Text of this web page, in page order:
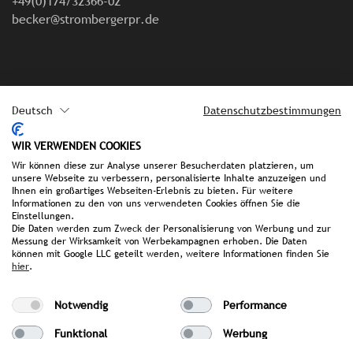
Deutsch Datenschutzbestimmungen
WIR VERWENDEN COOKIES
Wir können diese zur Analyse unserer Besucherdaten platzieren, um
unsere Webseite zu verbessern, personalisierte Inhalte anzuzeigen und
Ihnen ein großartiges Webseiten-Erlebnis zu bieten. Für weitere
Informationen zu den von uns verwendeten Cookies öffnen Sie die
Einstellungen.
Die Daten werden zum Zweck der Personalisierung von Werbung und zur
Messung der Wirksamkeit von Werbekampagnen erhoben. Die Daten
können mit Google LLC geteilt werden, weitere Informationen finden Sie
hier.
Notwendig
Performance
Funktional
Werbung
becker@strombergerpr.de
Impressum
Datenschutz